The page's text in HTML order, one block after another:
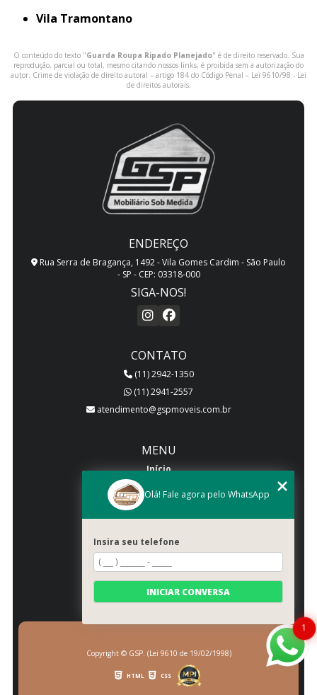
Vila Tramontano
O conteúdo do texto "Guarda Roupa Ripado Planejado" é de direito reservado. Sua
reprodução, parcial ou total, mesmo citando nossos links, é proibida sem a autorização do
autor. Crime de violação de direito autoral – artigo 184 do Código Penal – Lei 9610/98 - Lei
de direitos autorais.
ENDEREÇO
Rua Serra de Bragança, 1492 - Vila Gomes Cardim - São Paulo
- SP - CEP: 03318-000
SIGA-NOS!
CONTATO
(11) 2942-1350
(11) 2941-2557
atendimento@gspmoveis.com.br
MENU
Início
Quem somos
Galeria
Categorias
Contato
Mapa do site
Copyright © GSP. (Lei 9610 de 19/02/1998)
HTML CSS
1
Olá! Fale agora pelo WhatsApp
Insira seu telefone
INICIAR CONVERSA